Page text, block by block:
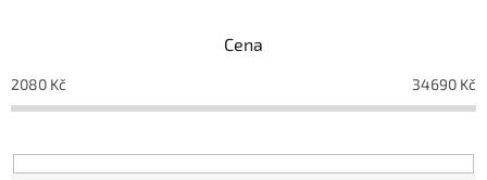
o
d
k
t
Cena
2080 Kč 34690 Kč